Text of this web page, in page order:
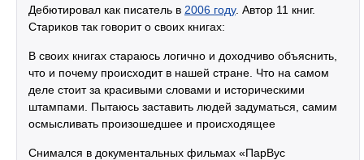
Дебютировал как писатель в 2006 году. Автор 11 книг.
Стариков так говорит о своих книгах:
В своих книгах стараюсь логично и доходчиво объяснить,
что и почему происходит в нашей стране. Что на самом
деле стоит за красивыми словами и историческими
штампами. Пытаюсь заставить людей задуматься, самим
осмысливать произошедшее и происходящее
Снимался в документальных фильмах «ПарВус